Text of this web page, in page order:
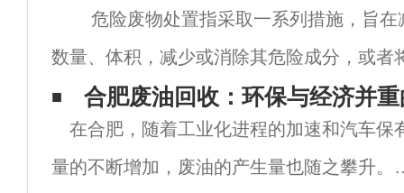
的依赖,
危险废物处置指采取一系列措施，旨在
数量、体积，减少或消除其危险成分，或者
活动。处置方法主要包括：1.焚烧法：通过
氧化，使危险废物氧
合肥废油回收：环保与经济并
在合肥，随着工业化进程的加速和汽车保
量的不断增加，废油的产生量也随之攀升。